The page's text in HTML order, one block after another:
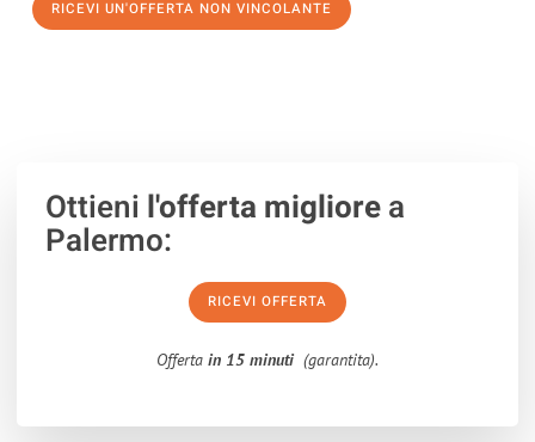
RICEVI UN'OFFERTA NON VINCOLANTE
Ottieni l'offerta migliorea
Palermo:
RICEVI OFFERTA
Offerta in 15 minuti (garantita).